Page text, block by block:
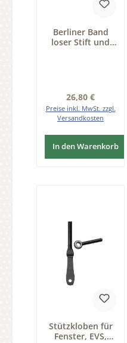
Berliner Band
loser Stift und
Serie TB015
Regulärer Preis:
26,80 €
Preise inkl. MwSt. zzgl.
Versandkosten
In den Warenkorb
Stützkloben für
Fenster, EVS,